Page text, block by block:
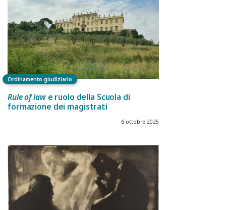
Ordinamento giudiziario
Rule of lawe ruolo della Scuola di
formazione dei magistrati
6 ottobre 2025